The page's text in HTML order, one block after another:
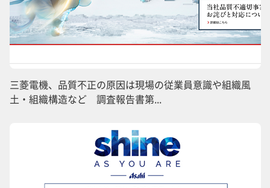
三菱電機、品質不正の原因は現場の従業員意識や組織風
土・組織構造など 調査報告書第...